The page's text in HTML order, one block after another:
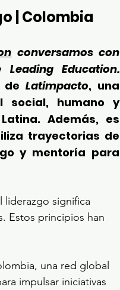
| Colombia
conversamos con
de Latimpacto, una
social, humano y
Además, es
trayectorias de
y mentoría para
liderazgo significa
Estos principios han
una red global
impulsar iniciativas